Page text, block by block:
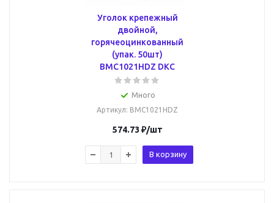
Уголок крепежный
двойной,
горячеоцинкованный
(упак. 50шт)
BMC1021HDZ DKC
Много
Артикул: BMC1021HDZ
574.73 ₽/шт
В корзину